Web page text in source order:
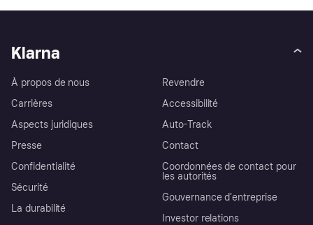
Klarna
À propos de nous
Carrières
Aspects juridiques
Presse
Confidentialité
Sécurité
La durabilité
Revendre
Accessibilité
Auto-Track
Contact
Coordonnées de contact pour
les autorités
Gouvernance d’entreprise
Investor relations